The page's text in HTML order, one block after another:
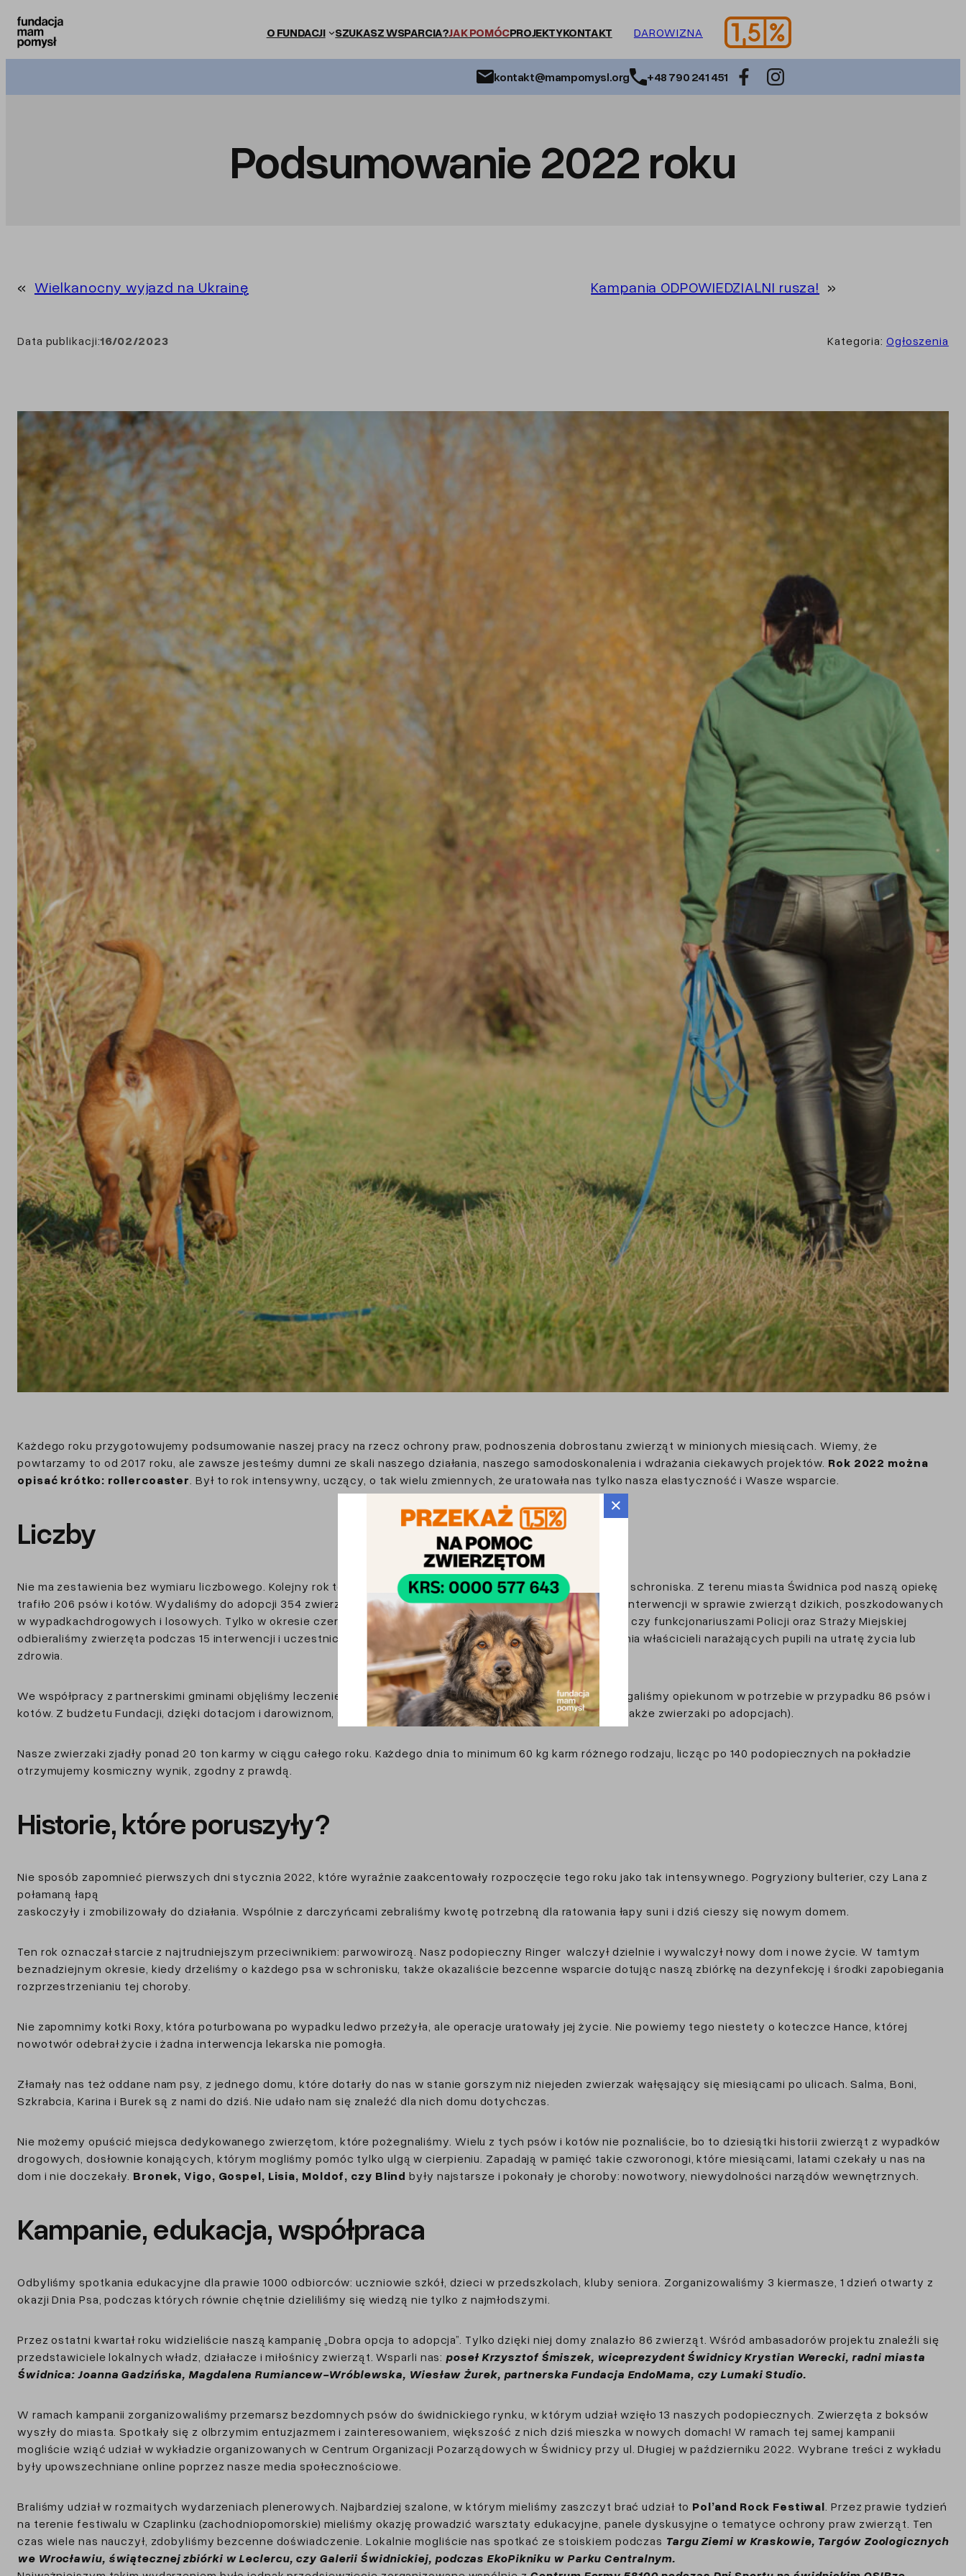
Przejdź
do
treści
O FUNDACJI SZUKASZ WSPARCIA?JAK POMÓCPROJEKTYKONTAKT DAROWIZNA
kontakt@mampomysl.org +48 790 241 451
Podsumowanie 2022 roku
« Wielkanocny wyjazd na Ukrainę Kampania ODPOWIEDZIALNI rusza! »
Data publikacji:16/02/2023 Kategoria: Ogłoszenia
Każdego roku przygotowujemy podsumowanie naszej pracy na rzecz ochrony praw, podnoszenia dobrostanu zwierząt w minionych miesiącach. Wiemy, że
powtarzamy to od 2017 roku, ale zawsze jesteśmy dumni ze skali naszego działania, naszego samodoskonalenia i wdrażania ciekawych projektów. Rok 2022 można
opisać krótko: rollercoaster . Był to rok intensywny, uczący, o tak wielu zmiennych, że uratowała nas tylko nasza elastyczność i Wasze wsparcie.
Liczby
Nie ma zestawienia bez wymiaru liczbowego. Kolejny rok to kolejne ponad 700 zwierząt przyjętych pod opiekę schroniska. Z terenu miasta Świdnica pod naszą opiekę
trafiło 206 psów i kotów. Wydaliśmy do adopcji 354 zwierzęta, właściciele odebrali 234 zguby. Podjęliśmy 120 interwencji w sprawie zwierząt dzikich, poszkodowanych
w wypadkachdrogowych i losowych. Tylko w okresie czerwiec – wrzesień wspólnie z przedstawicielami gmin, czy funkcjonariuszami Policji oraz Straży Miejskiej
odbieraliśmy zwierzęta podczas 15 interwencji i uczestniczyliśmy w postępowaniach zmierzających do ukarania właścicieli narażających pupili na utratę życia lub
zdrowia.
We współpracy z partnerskimi gminami objęliśmy leczeniem, przyjmowaliśmy na sterylizacje i kastracje, pomagaliśmy opiekunom w potrzebie w przypadku 86 psów i
kotów. Z budżetu Fundacji, dzięki dotacjom i darowiznom, skierowaliśmy na sterylizacje 232 psy i koty (w tym także zwierzaki po adopcjach).
Nasze zwierzaki zjadły ponad 20 ton karmy w ciągu całego roku. Każdego dnia to minimum 60 kg karm różnego rodzaju, licząc po 140 podopiecznych na pokładzie
otrzymujemy kosmiczny wynik, zgodny z prawdą.
Historie, które poruszyły?
Nie sposób zapomnieć pierwszych dni stycznia 2022, które wyraźnie zaakcentowały rozpoczęcie tego roku jako tak intensywnego. Pogryziony bulterier, czy Lana z
połamaną łapą
zaskoczyły i zmobilizowały do działania. Wspólnie z darczyńcami zebraliśmy kwotę potrzebną dla ratowania łapy suni i dziś cieszy się nowym domem.
Ten rok oznaczał starcie z najtrudniejszym przeciwnikiem: parwowirozą. Nasz podopieczny Ringer walczył dzielnie i wywalczył nowy dom i nowe życie. W tamtym
beznadziejnym okresie, kiedy drżeliśmy o każdego psa w schronisku, także okazaliście bezcenne wsparcie dotując naszą zbiórkę na dezynfekcję i środki zapobiegania
rozprzestrzenianiu tej choroby.
Nie zapomnimy kotki Roxy, która poturbowana po wypadku ledwo przeżyła, ale operacje uratowały jej życie. Nie powiemy tego niestety o koteczce Hance, której
nowotwór odebrał życie i żadna interwencja lekarska nie pomogła.
Złamały nas też oddane nam psy, z jednego domu, które dotarły do nas w stanie gorszym niż niejeden zwierzak wałęsający się miesiącami po ulicach. Salma, Boni,
Szkrabcia, Karina i Burek są z nami do dziś. Nie udało nam się znaleźć dla nich domu dotychczas.
Nie możemy opuścić miejsca dedykowanego zwierzętom, które pożegnaliśmy. Wielu z tych psów i kotów nie poznaliście, bo to dziesiątki historii zwierząt z wypadków
drogowych, dosłownie konających, którym mogliśmy pomóc tylko ulgą w cierpieniu. Zapadają w pamięć takie czworonogi, które miesiącami, latami czekały u nas na
dom i nie doczekały. Bronek, Vigo, Gospel, Lisia, Moldof, czy Blind były najstarsze i pokonały je choroby: nowotwory, niewydolności narządów wewnętrznych.
Kampanie, edukacja, współpraca
Odbyliśmy spotkania edukacyjne dla prawie 1000 odbiorców: uczniowie szkół, dzieci w przedszkolach, kluby seniora. Zorganizowaliśmy 3 kiermasze, 1 dzień otwarty z
okazji Dnia Psa, podczas których równie chętnie dzieliliśmy się wiedzą nie tylko z najmłodszymi.
Przez ostatni kwartał roku widzieliście naszą kampanię „Dobra opcja to adopcja”. Tylko dzięki niej domy znalazło 86 zwierząt. Wśród ambasadorów projektu znaleźli się
przedstawiciele lokalnych władz, działacze i miłośnicy zwierząt. Wsparli nas: poseł Krzysztof Śmiszek, wiceprezydent Świdnicy Krystian Werecki, radni miasta
Świdnica: Joanna Gadzińska, Magdalena Rumiancew-Wróblewska, Wiesław Żurek, partnerska Fundacja EndoMama, czy Lumaki Studio.
W ramach kampanii zorganizowaliśmy przemarsz bezdomnych psów do świdnickiego rynku, w którym udział wzięło 13 naszych podopiecznych. Zwierzęta z boksów
wyszły do miasta. Spotkały się z olbrzymim entuzjazmem i zainteresowaniem, większość z nich dziś mieszka w nowych domach! W ramach tej samej kampanii
mogliście wziąć udział w wykładzie organizowanych w Centrum Organizacji Pozarządowych w Świdnicy przy ul. Długiej w październiku 2022. Wybrane treści z wykładu
były upowszechniane online poprzez nasze media społecznościowe.
Braliśmy udział w rozmaitych wydarzeniach plenerowych. Najbardziej szalone, w którym mieliśmy zaszczyt brać udział to Pol’and Rock Festiwal . Przez prawie tydzień
na terenie festiwalu w Czaplinku (zachodniopomorskie) mieliśmy okazję prowadzić warsztaty edukacyjne, panele dyskusyjne o tematyce ochrony praw zwierząt. Ten
czas wiele nas nauczył, zdobyliśmy bezcenne doświadczenie. Lokalnie mogliście nas spotkać ze stoiskiem podczas Targu Ziemi w Kraskowie, Targów Zoologicznych
we Wrocławiu, świątecznej zbiórki w Leclercu, czy Galerii Świdnickiej, podczas EkoPikniku w Parku Centralnym.
×